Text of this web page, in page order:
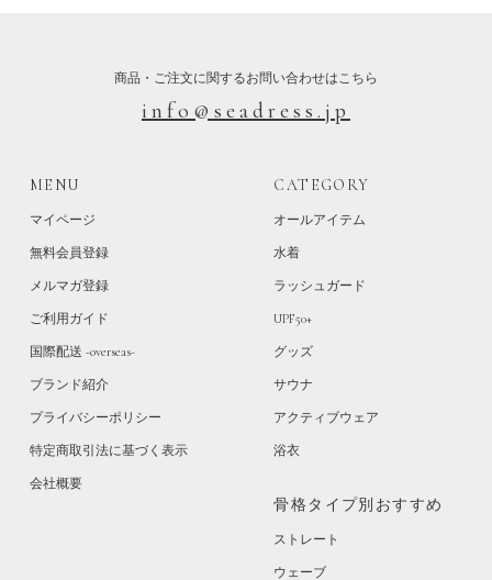
商品・ご注文に関するお問い合わせはこちら
info@seadress.jp
MENU
マイページ
無料会員登録
メルマガ登録
ご利用ガイド
国際配送 -overseas-
ブランド紹介
プライバシーポリシー
特定商取引法に基づく表示
会社概要
CATEGORY
オールアイテム
水着
ラッシュガード
UPF50+
グッズ
サウナ
アクティブウェア
浴衣
骨格タイプ別おすすめ
ストレート
ウェーブ